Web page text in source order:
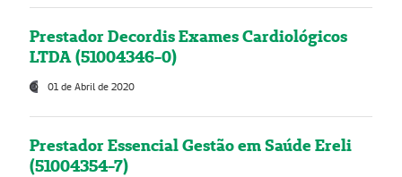
Prestador Decordis Exames Cardiológicos
LTDA (51004346-0)
01 de Abril de 2020
Prestador Essencial Gestão em Saúde Ereli
(51004354-7)